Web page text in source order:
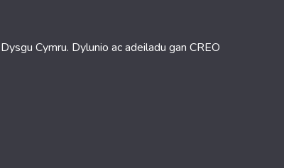
Cymru. Dylunio ac adeiladu gan CREO